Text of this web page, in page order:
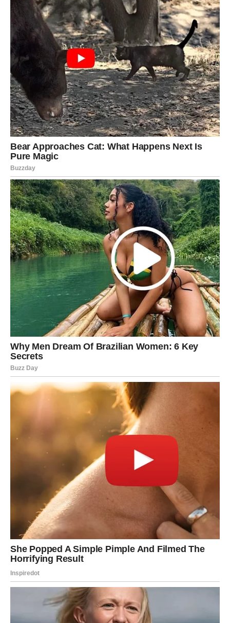
Prihvatite nova iskustva.
Uživajte u svakom trenutku.
Jer zvijezde vam šalju veoma jasnu poruku:
Ovaj vikend ima moć da vam vrati osmijeh i donese
sreću koju dugo niste imali, ali je morate prepoznati i
iskoristiti dok je pred vama.